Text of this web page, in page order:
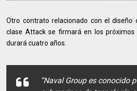
Otro contrato relacionado con el diseño
clase Attack se firmará en los
durará cuatro años.
“Naval Group es conocido